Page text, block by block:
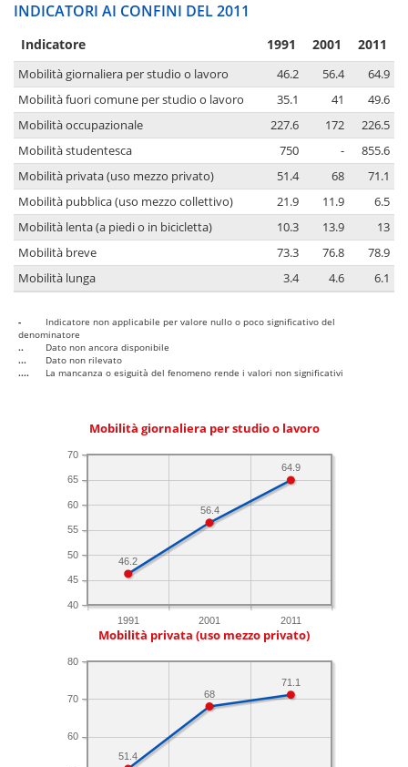
INDICATORI AI CONFINI DEL 2011
Indicatore 1991 2001 2011
Mobilità giornaliera per studio o lavoro 46.2 56.4
64.9
Mobilità fuori comune per studio o lavoro
35.1 41
49.6
Mobilità occupazionale
227.6 172
226.5
Mobilità studentesca
750 -
855.6
Mobilità privata (uso mezzo privato)
51.4 68
71.1
Mobilità pubblica (uso mezzo collettivo)
21.9 11.9
6.5
Mobilità lenta (a piedi o in bicicletta)
10.3 13.9
13
Mobilità breve
73.3 76.8
78.9
Mobilità lunga
3.4 4.6 6.1
-
Indicatore non applicabile per valore nullo o poco significativo del
denominatore
..
Dato non ancora disponibile
...
Dato non rilevato
....
La mancanza o esiguità del fenomeno rende i valori non significativi
Mobilità giornaliera per studio o lavoro
1991 2001 2011
40
45
50
55
60
65
70
64.9
56.4
46.2
Mobilità privata (uso mezzo privato)
60
70
80
71.1
68
51.4